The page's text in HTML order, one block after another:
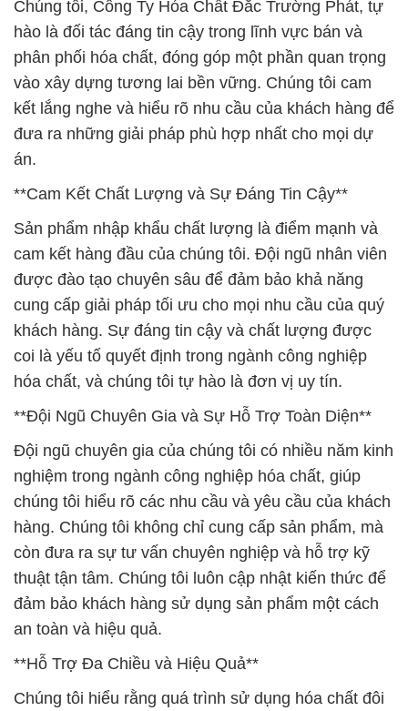
Chúng tôi, Công Ty Hóa Chất Đắc Trường Phát, tự
hào là đối tác đáng tin cậy trong lĩnh vực bán và
phân phối hóa chất, đóng góp một phần quan trọng
vào xây dựng tương lai bền vững. Chúng tôi cam
kết lắng nghe và hiểu rõ nhu cầu của khách hàng để
đưa ra những giải pháp phù hợp nhất cho mọi dự
án.
**Cam Kết Chất Lượng và Sự Đáng Tin Cậy**
Sản phẩm nhập khẩu chất lượng là điểm mạnh và
cam kết hàng đầu của chúng tôi. Đội ngũ nhân viên
được đào tạo chuyên sâu để đảm bảo khả năng
cung cấp giải pháp tối ưu cho mọi nhu cầu của quý
khách hàng. Sự đáng tin cậy và chất lượng được
coi là yếu tố quyết định trong ngành công nghiệp
hóa chất, và chúng tôi tự hào là đơn vị uy tín.
**Đội Ngũ Chuyên Gia và Sự Hỗ Trợ Toàn Diện**
Đội ngũ chuyên gia của chúng tôi có nhiều năm kinh
nghiệm trong ngành công nghiệp hóa chất, giúp
chúng tôi hiểu rõ các nhu cầu và yêu cầu của khách
hàng. Chúng tôi không chỉ cung cấp sản phẩm, mà
còn đưa ra sự tư vấn chuyên nghiệp và hỗ trợ kỹ
thuật tận tâm. Chúng tôi luôn cập nhật kiến thức để
đảm bảo khách hàng sử dụng sản phẩm một cách
an toàn và hiệu quả.
**Hỗ Trợ Đa Chiều và Hiệu Quả**
Chúng tôi hiểu rằng quá trình sử dụng hóa chất đôi